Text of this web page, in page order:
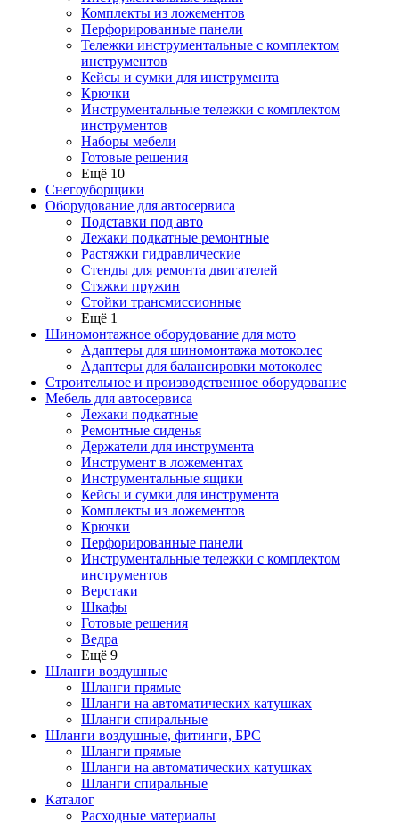
Комплекты из ложементов
Перфорированные панели
Тележки инструментальные с комплектом
инструментов
Кейсы и сумки для инструмента
Крючки
Инструментальные тележки с комплектом
инструментов
Наборы мебели
Готовые решения
Ещё 10
Снегоуборщики
Оборудование для автосервиса
Подставки под авто
Лежаки подкатные ремонтные
Растяжки гидравлические
Стенды для ремонта двигателей
Стяжки пружин
Стойки трансмиссионные
Ещё 1
Шиномонтажное оборудование для мото
Адаптеры для шиномонтажа мотоколес
Адаптеры для балансировки мотоколес
Строительное и производственное оборудование
Мебель для автосервиса
Лежаки подкатные
Ремонтные сиденья
Держатели для инструмента
Инструмент в ложементах
Инструментальные ящики
Кейсы и сумки для инструмента
Комплекты из ложементов
Крючки
Перфорированные панели
Инструментальные тележки с комплектом
инструментов
Верстаки
Шкафы
Готовые решения
Ведра
Ещё 9
Шланги воздушные
Шланги прямые
Шланги на автоматических катушках
Шланги спиральные
Шланги воздушные, фитинги, БРС
Шланги прямые
Шланги на автоматических катушках
Шланги спиральные
Каталог
Расходные материалы